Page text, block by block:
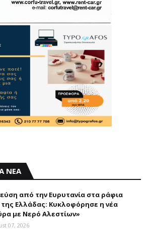
ΝΕΑ
από την Eυρυτανία στα ράφια
Ελλάδας: Κυκλοφόρησε η νέα
με Nερό Aλεστίων»
07, 2026